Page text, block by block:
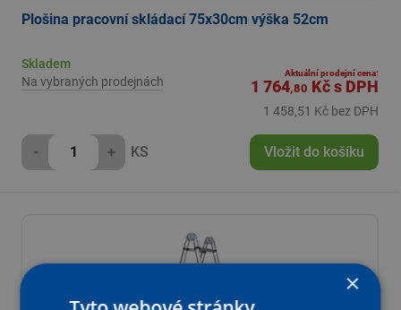
Plošina pracovní skládací 75x30cm výška 52cm
Skladem
Na vybraných prodejnách
Aktuální prodejní cena:
1 764,80 Kčs DPH
1 458,51 Kč bez DPH
- + KS Vložit do košíku
×